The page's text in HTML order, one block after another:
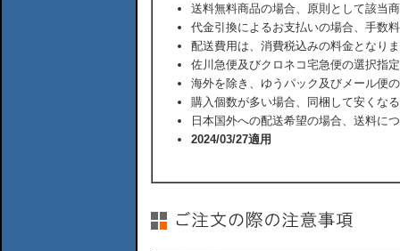
送料無料商品の場合、原則として該当
代金引換によるお支払いの場合、手数
配送費用は、消費税込みの料金となり
佐川急便及びクロネコ宅急便の選択指
海外を除き、ゆうパック及びメール便
購入個数が多い場合、同梱して安くな
日本国外への配送希望の場合、送料に
2024/03/27適用